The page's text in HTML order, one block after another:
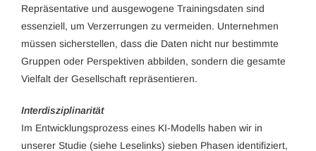
Repräsentative und ausgewogene Trainingsdaten sind
essenziell, um Verzerrungen zu vermeiden. Unternehmen
müssen sicherstellen, dass die Daten nicht nur bestimmte
Gruppen oder Perspektiven abbilden, sondern die gesamte
Vielfalt der Gesellschaft repräsentieren.
Interdisziplinarität
Im Entwicklungsprozess eines KI-Modells haben wir in
unserer Studie (siehe Leselinks) sieben Phasen identifiziert,